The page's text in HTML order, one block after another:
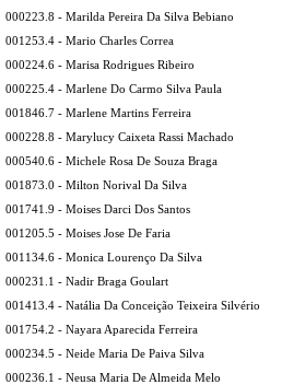
000223.8 - Marilda Pereira Da Silva Bebiano
001253.4 - Mario Charles Correa
000224.6 - Marisa Rodrigues Ribeiro
000225.4 - Marlene Do Carmo Silva Paula
001846.7 - Marlene Martins Ferreira
000228.8 - Marylucy Caixeta Rassi Machado
000540.6 - Michele Rosa De Souza Braga
001873.0 - Milton Norival Da Silva
001741.9 - Moises Darci Dos Santos
001205.5 - Moises Jose De Faria
001134.6 - Monica Lourenço Da Silva
000231.1 - Nadir Braga Goulart
001413.4 - Natália Da Conceição Teixeira Silvério
001754.2 - Nayara Aparecida Ferreira
000234.5 - Neide Maria De Paiva Silva
000236.1 - Neusa Maria De Almeida Melo